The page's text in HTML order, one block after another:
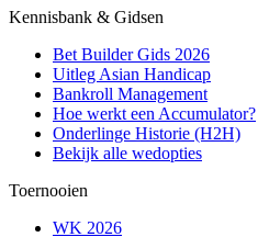
Kennisbank & Gidsen
Bet Builder Gids 2026
Uitleg Asian Handicap
Bankroll Management
Hoe werkt een Accumulator?
Onderlinge Historie (H2H)
Bekijk alle wedopties
Toernooien
WK 2026